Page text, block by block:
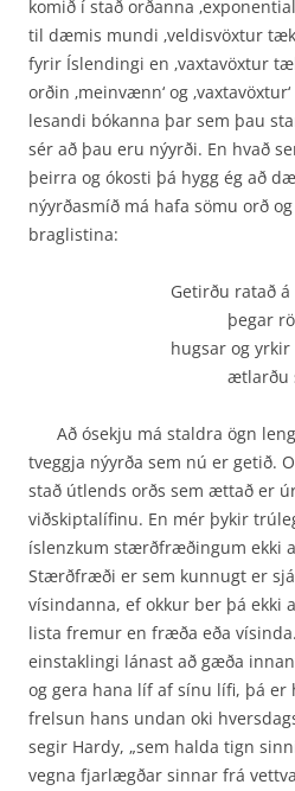
komið í stað orðanna
til dæmis mundi ‚veldisvöxtur
fyrir Íslendingi en ‚vaxtavöxtur
orðin ‚meinvænn‘ og
lesandi bókanna þar sem þau
sér að þau eru nýyrði. En hvað
þeirra og ókosti þá hygg ég að
nýyrðasmíð má hafa sömu orð
braglistina:
Getirðu ratað
þegar
hugsar og
ætlarðu
Að ósekju má staldra ögn
tveggja nýyrða sem nú er getið.
stað útlends orðs sem ættað er
viðskiptalífinu. En mér þykir
íslenzkum stærðfræðingum ekki
Stærðfræði er sem kunnugt er
vísindanna, ef okkur ber þá ekki
lista fremur en fræða eða
einstaklingi lánast að gæða
og gera hana líf af sínu lífi, þá er
frelsun hans undan oki
segir Hardy, „sem halda tign
vegna fjarlægðar sinnar frá